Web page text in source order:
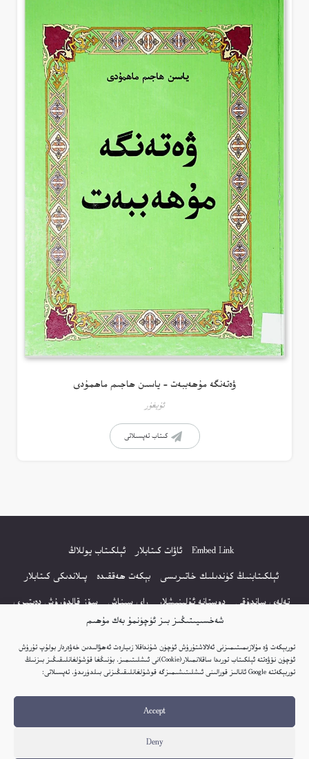
شەخسىيىتىڭىز بىز ئۈچۈنمۇ بەك مۇھىم
توربېكەت ۋە مۇلازىمىتىمىزنى ئەلالاشتۇرۇش ئۈچۈن شۇنداقلا زىيارەت ئەھۋالىدىن خەۋەردار بولۇپ تۇرۇش
ئۈچۈن نۆۋەتتە ئېلكىتاب تورىدا ساقلانمىلار(Cookie)نى ئىشلىتىمىز. بۇنىڭغا قۇشۇلغانلىقىڭىز بىزنىڭ
توربېكەتتە Google ئانالىز قورالىنى ئىشلىتىشىمىزگە قوشۇلغانلىقىڭىزنى بىلدۈرىدۇ. تەپسىلاتى:
Accept
Deny
ۋەتەنگە مۇھەببەت – ياسىن ھاجىم ماھمۇدى
ئۇيغۇر
كىتاب تەپسىلاتى
Embed Link ئاۋات كىتابلار
ئېلكىتاب يوللاڭ
ئېلكىتابنىڭ كۈندىلىك خاتىرىسى
بېكەت ھەققىدە
پىلاندىكى كىتابلار
تەلەي ساندۇقى
دوستانە ئۇلىنىشلار راي سىناش
سۆز قالدۇرۇش دەپتىرى
كۆپ سورالغان سۇئاللار
كىتاب تىزىملىكى
مەخپىيەتلىك باياناتى
نەشىر ھوقۇقى باياناتى
© 2017-2026 تور بېكەتنىڭ بارلىق ھوقۇقى ئېلكىتاب تورى غا مەنسۇپ.
ھەر كۈنى يېڭى كىتابلار قوشۇلىۋاتىدۇ...